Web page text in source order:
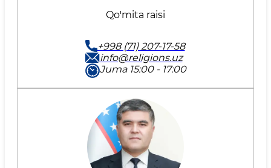
Qo'mita raisi
+998 (71) 207-17-58
info@religions.uz
Juma 15:00 - 17:00